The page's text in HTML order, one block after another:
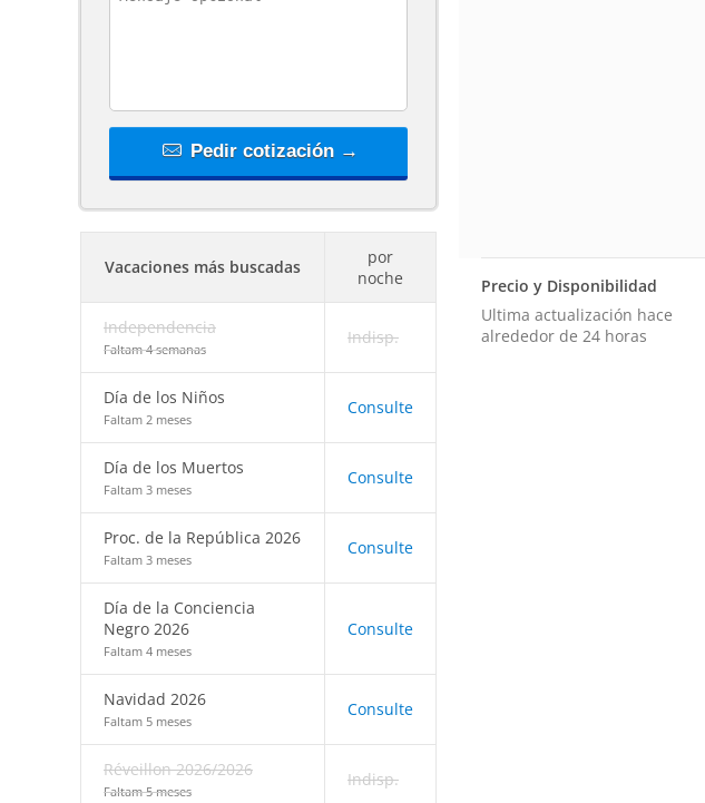
Pedir cotización →
Vacaciones más buscadas
por
noche
Independencia
Faltam 4 semanas
Indisp.
Día de los Niños
Faltam 2 meses
Consulte
Día de los Muertos
Faltam 3 meses
Consulte
Proc. de la República 2026
Faltam 3 meses
Consulte
Día de la Conciencia
Negro 2026
Faltam 4 meses
Consulte
Navidad 2026
Faltam 5 meses
Consulte
Réveillon 2026/2026
Faltam 5 meses
Indisp.
Precio y Disponibilidad
Ultima actualización hace
alrededor de 24 horas